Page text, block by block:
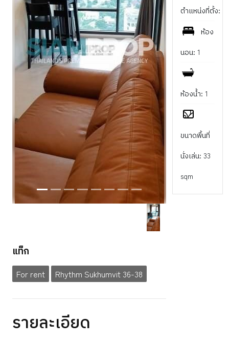
ตำแหน่งที่ตั้ง:
ห้อง
นอน: 1
ห้องน้ำ: 1
ขนาดพื้นที่
นั่งเล่น: 33
sqm
แท็ก
For rent Rhythm Sukhumvit 36-38
รายละเอียด